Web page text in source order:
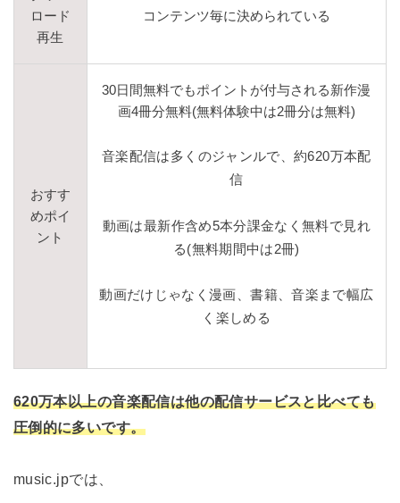
ロード
再生
コンテンツ毎に決められている
おすす
めポイ
ント
30日間無料でもポイントが付与される新作漫
画4冊分無料(無料体験中は2冊分は無料)
音楽配信は多くのジャンルで、約620万本配
信
動画は最新作含め5本分課金なく無料で見れ
る(無料期間中は2冊)
動画だけじゃなく漫画、書籍、音楽まで幅広
く楽しめる
620万本以上の音楽配信は他の配信サービスと比べても
圧倒的に多いです。
music.jpでは、